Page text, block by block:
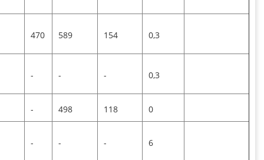
470 589 154 0,3
- - - 0,3
- 498 118 0
- - - 6